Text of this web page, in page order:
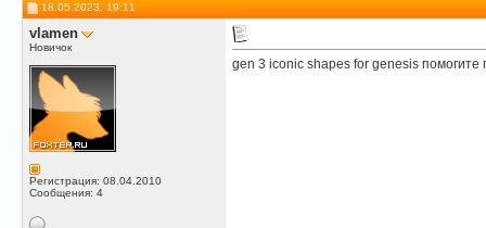
18.05.2023, 19:11
vlamen
Новичок
Регистрация: 08.04.2010
Сообщения: 4
gen 3 iconic shapes for genesis помогите